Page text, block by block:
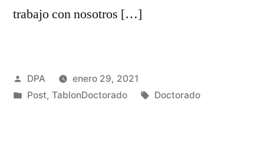
trabajo con nosotros […]
Publicado
por
DPA
enero 29, 2021
Publicado
Post, TablonDoctorado Etiquetas:
Doctorado